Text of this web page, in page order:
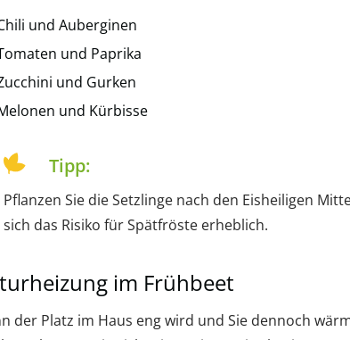
und Auberginen
und Paprika
und Gurken
und Kürbisse
Tipp:
Pflanzen Sie die Setzlinge nach den Eisheiligen
sich das Risiko für Spätfröste erheblich.
im Frühbeet
der Platz im Haus eng wird und Sie dennoch